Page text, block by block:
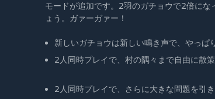
モードが追加です。2羽のガチョウで2倍に
ょう。ガァーガァー！
新しいガチョウは新しい鳴き声で、やっぱ
2人同時プレイで、村の隅々まで自由に散策
2人同時プレイで、さらに大きな問題を引